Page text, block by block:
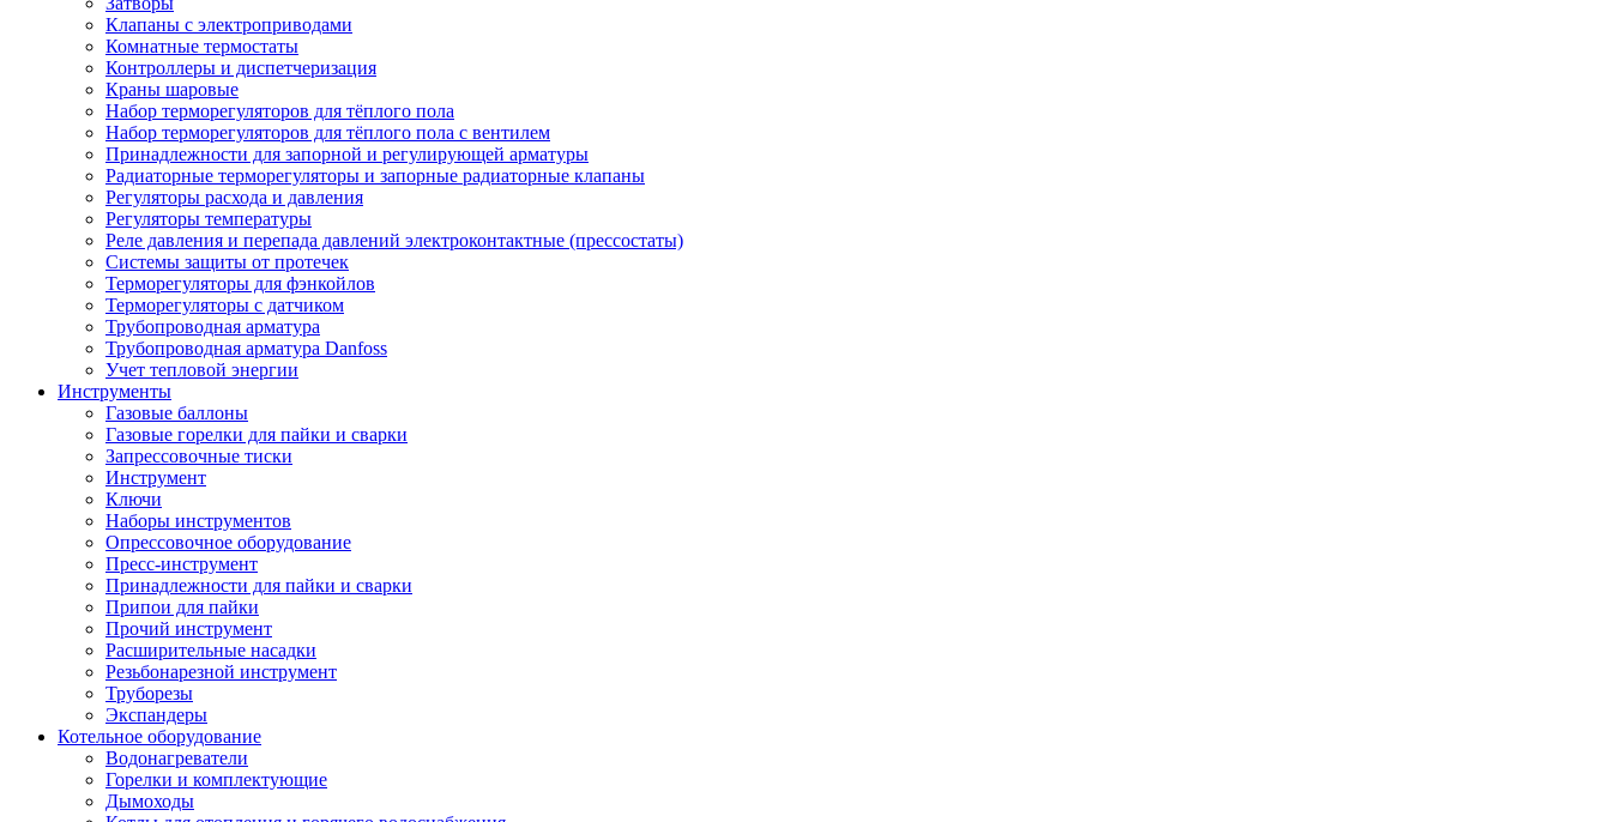
Клапаны с электроприводами
Комнатные термостаты
Контроллеры и диспетчеризация
Краны шаровые
Набор терморегуляторов для тёплого пола
Набор терморегуляторов для тёплого пола с вентилем
Принадлежности для запорной и регулирующей арматуры
Радиаторные терморегуляторы и запорные радиаторные клапаны
Регуляторы расхода и давления
Регуляторы температуры
Реле давления и перепада давлений электроконтактные (прессостаты)
Системы защиты от протечек
Терморегуляторы для фэнкойлов
Терморегуляторы с датчиком
Трубопроводная арматура
Трубопроводная арматура Danfoss
Учет тепловой энергии
Инструменты
Газовые баллоны
Газовые горелки для пайки и сварки
Запрессовочные тиски
Инструмент
Ключи
Наборы инструментов
Опрессовочное оборудование
Пресс-инструмент
Принадлежности для пайки и сварки
Припои для пайки
Прочий инструмент
Расширительные насадки
Резьбонарезной инструмент
Труборезы
Экспандеры
Котельное оборудование
Водонагреватели
Горелки и комплектующие
Дымоходы